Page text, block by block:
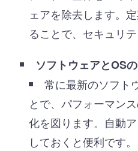
ェアを除去します。
ることで、セキュリテ
ソフトウェアとOS
常に最新のソフト
とで、パフォーマン
化を図ります。自動
しておくと便利です。